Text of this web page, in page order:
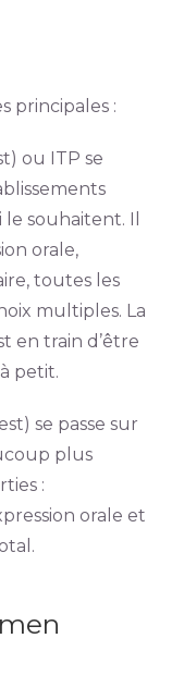
principales :
ou ITP se
souhaitent. Il
orale,
toutes les
multiples. La
en train d’être
petit.
se passe sur
plus
:
orale et